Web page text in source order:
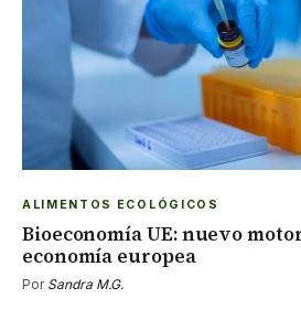
ALIMENTOS ECOLÓGICOS
Bioeconomía UE: nuevo
economía europea
Por Sandra M.G.